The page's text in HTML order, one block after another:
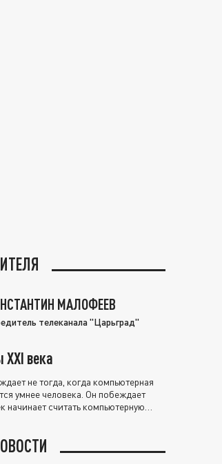
МАЛОФЕЕВ
телеканала "Царьград"
века
не тогда, когда компьютерная
умнее человека. Он побеждает
начинает считать компьютерную